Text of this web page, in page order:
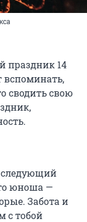
праздник 14
сводить свою
следующий
юноша —
Забота и
с тобой